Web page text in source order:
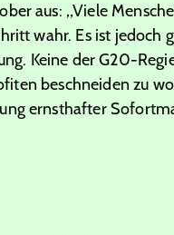
aus: „Viele
wahr. Es ist jedoch
Keine der G20-
beschneiden zu
ernsthafter